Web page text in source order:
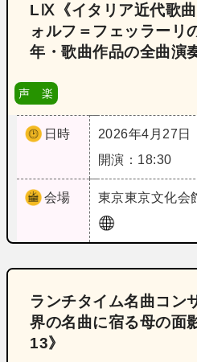
LⅨ《イタリア近代
ォルフ＝フェッラーリ
年・歌曲作品の全曲演
声 楽
日時
2026年4月27日
開演：18:30
会場 東京東京文化会
ランチタイム名曲コン
界の名曲に宿る母の面
13》